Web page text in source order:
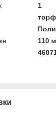
1
торф
110